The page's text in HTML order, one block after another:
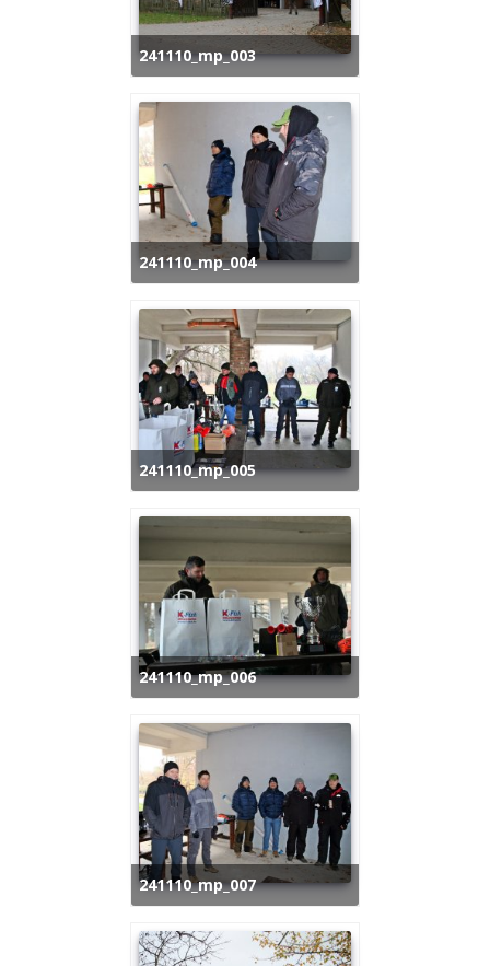
241110_mp_003
241110_mp_004
241110_mp_005
241110_mp_006
241110_mp_007